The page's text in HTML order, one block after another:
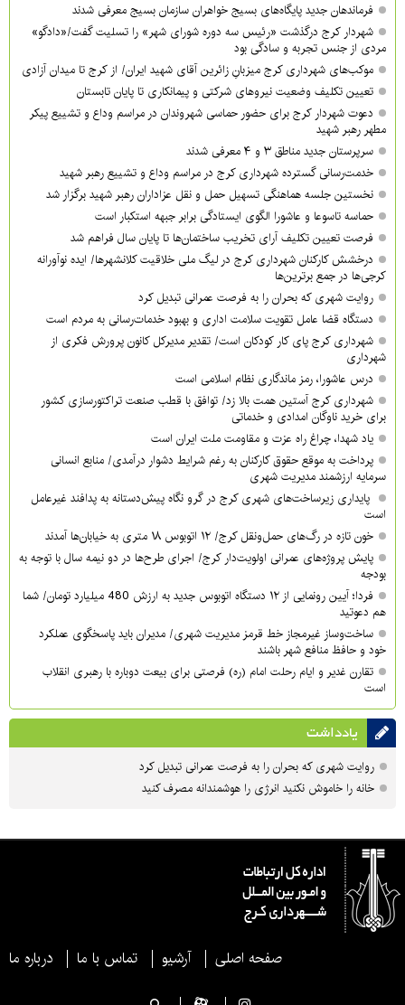
فرماندهان جدید پایگاه‌های بسیج خواهران سازمان بسیج معرفی شدند
شهردار کرج درگذشت «رئیس سه دوره شورای شهر» را تسلیت گفت/«دادگو»
مردی از جنس تجربه و سادگی بود
موکب‌های شهرداری کرج میزبانِ زائرین آقای شهید ایران/ از کرج تا میدان آزادی
تعیین تکلیف وضعیت نیروهای شرکتی و پیمانکاری تا پایان تابستان
دعوت شهردار کرج برای حضور حماسی شهروندان در مراسم وداع و تشییع پیکر
مطهر رهبر شهید
سرپرستان جدید مناطق ۳ و ۴ معرفی شدند
خدمت‌رسانی گسترده شهرداری کرج در مراسم وداع و تشییع رهبر شهید
نخستین جلسه هماهنگی تسهیل حمل و نقل عزاداران رهبر شهید برگزار شد
حماسه تاسوعا و عاشورا الگوی ایستادگی برابر جبهه استکبار است
فرصت تعیین تکلیف آرای تخریب ساختمان‌ها تا پایان سال فراهم شد
درخشش کارکنان شهرداری کرج در لیگ ملی خلاقیت کلانشهرها/ ایده نوآورانه
کرجی‌ها در جمع برترین‌ها
روایت شهری که بحران را به فرصت عمرانی تبدیل کرد
دستگاه قضا عامل تقویت سلامت اداری و بهبود خدمات‌رسانی به مردم است
شهرداری کرج پای کار کودکان است/ تقدیر مدیرکل کانون پرورش فکری از
شهرداری
درس عاشورا، رمز ماندگاری نظام اسلامی است
شهرداری کرج آستین همت بالا زد/ توافق با قطب صنعت تراکتورسازی کشور
برای خرید ناوگان امدادی و خدماتی
یاد شهدا، چراغ راه عزت و مقاومت ملت ایران است
پرداخت به موقع حقوق کارکنان به رغم شرایط دشوار درآمدی/ منابع انسانی
سرمایه ارزشمند مدیریت شهری
پایداری زیرساخت‌های شهری کرج در گرو نگاه پیش‌دستانه به پدافند غیرعامل
است
خون تازه در رگ‌های حمل‌ونقل کرج/ ۱۲ اتوبوس ۱۸ متری به خیابان‌ها آمدند
پایش پروژه‌های عمرانی اولویت‌دار کرج/ اجرای طرح‌ها در دو نیمه سال با توجه به
بودجه
فردا؛ آیین رونمایی از ۱۲ دستگاه اتوبوس جدید به ارزش 480 میلیارد تومان/ شما
هم دعوتید
ساخت‌وساز غیرمجاز خط قرمز مدیریت شهری‌/ مدیران باید پاسخگوی عملکرد
خود و حافظ منافع شهر باشند
تقارن غدیر و ایام رحلت امام (ره) فرصتی برای بیعت دوباره با رهبری انقلاب
است
یادداشت
روایت شهری که بحران را به فرصت عمرانی تبدیل کرد
خانه را خاموش نکنید انرژی را هوشمندانه مصرف کنید
صفحه اصلی آرشیو تماس با ما درباره ما